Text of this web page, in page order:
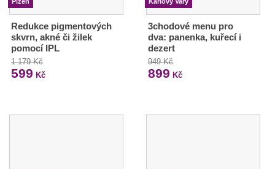
Redukce pigmentových
skvrn, akné či žilek
pomocí IPL
1 179 Kč
599 Kč
3chodové menu pro
dva: panenka, kuřecí i
dezert
949 Kč
899 Kč